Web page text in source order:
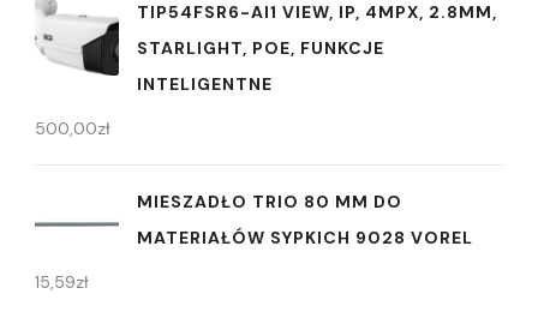
TIP54FSR6-AI1 VIEW, IP, 4MPX, 2.8MM,
STARLIGHT, POE, FUNKCJE
INTELIGENTNE
500,00zł
MIESZADŁO TRIO 80 MM DO
MATERIAŁÓW SYPKICH 9028 VOREL
15,59zł